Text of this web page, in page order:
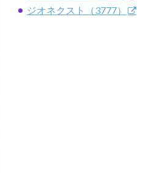
ジオネクスト（3777）